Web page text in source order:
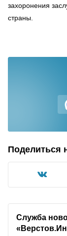
захоронения
страны.
Поделиться
Служба
«